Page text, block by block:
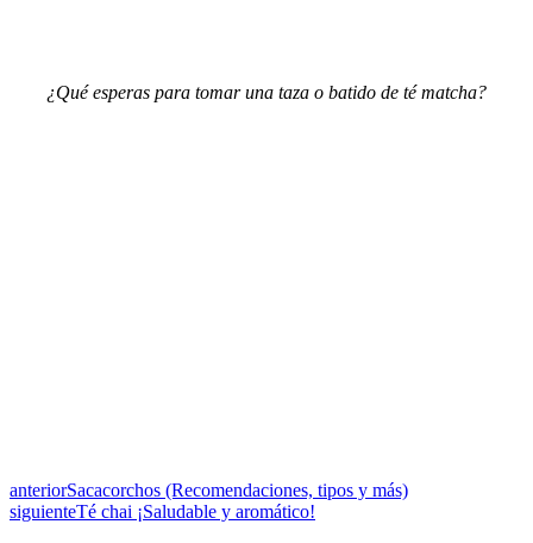
¿Qué esperas para tomar una taza o batido de té matcha?
anteriorSacacorchos (Recomendaciones, tipos y más)
siguienteTé chai ¡Saludable y aromático!